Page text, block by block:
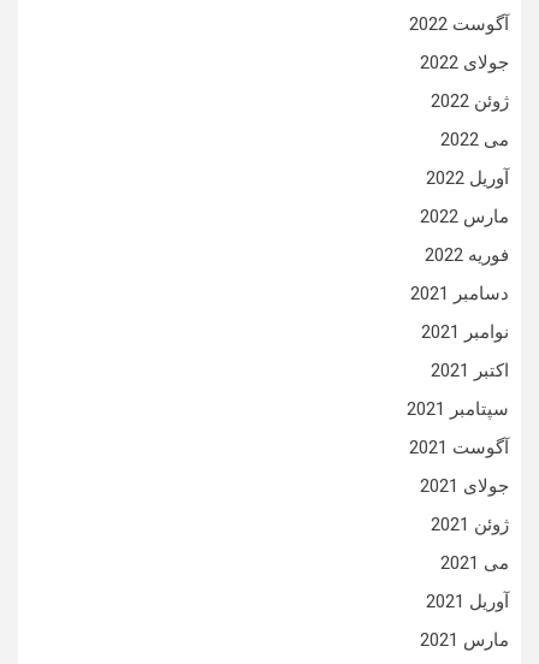
آگوست 2022
جولای 2022
ژوئن 2022
می 2022
آوریل 2022
مارس 2022
فوریه 2022
دسامبر 2021
نوامبر 2021
اکتبر 2021
سپتامبر 2021
آگوست 2021
جولای 2021
ژوئن 2021
می 2021
آوریل 2021
مارس 2021